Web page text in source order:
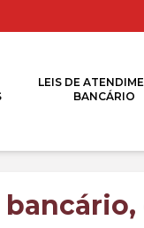
LEIS DE
BANCÁRIO